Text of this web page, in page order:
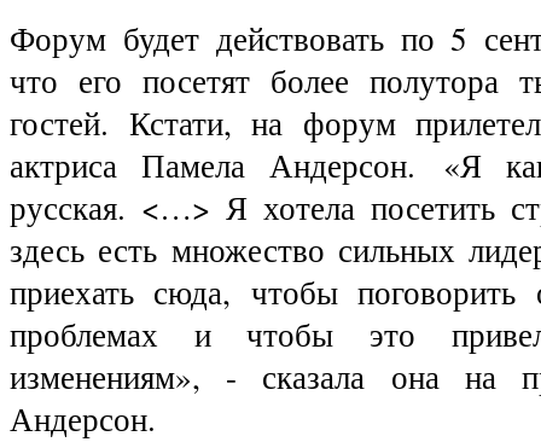
Форум будет действовать по 5
что его посетят более полутора
гостей. Кстати, на форум
актриса Памела Андерсон. «Я
русская. <…> Я хотела посетить
здесь есть множество сильных
приехать сюда, чтобы поговорить
проблемах и чтобы это
изменениям», - сказала она на
Андерсон.